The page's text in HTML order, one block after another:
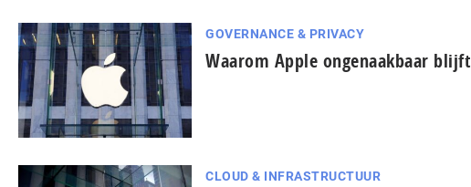
GOVERNANCE & PRIVACY
Waarom Apple ongenaakbaar blijft
CLOUD & INFRASTRUCTUUR